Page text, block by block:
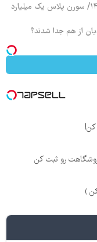
قیمت محصولات ایران خودرو شنبه ۱۰ مرداد ۱۴۰۵/ سورن پلاس یک میلیارد
از هم جدا شدند؟
)